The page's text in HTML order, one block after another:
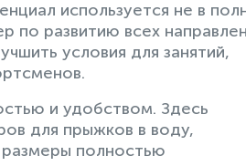
используется не в
по развитию всех
условия для занятий,
и удобством. Здесь
для прыжков в воду,
полностью